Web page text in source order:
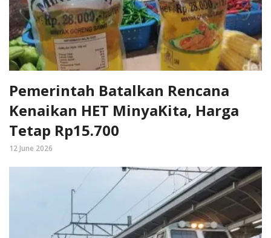
Pemerintah Batalkan Rencana
Kenaikan HET MinyaKita, Harga
Tetap Rp15.700
12 June 2026